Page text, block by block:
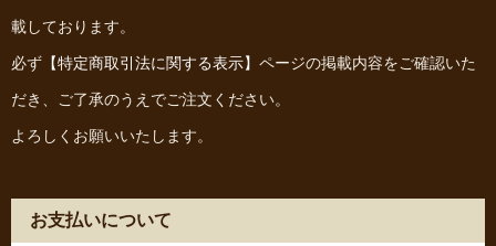
載しております。
必ず 【特定商取引法に関する表示】 ページの掲載内容をご確認いた
だき、ご了承のうえでご注文ください。
よろしくお願いいたします。
お支払いについて